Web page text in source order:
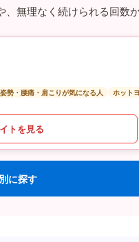
無理なく続けられる回数
姿勢・腰痛・肩こりが気になる人 ホット
トを見る
に探す